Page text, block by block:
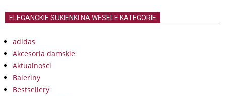
ELEGANCKIE SUKIENKI NA WESELE KATEGORIE
adidas
Akcesoria damskie
Aktualności
Baleriny
Bestsellery